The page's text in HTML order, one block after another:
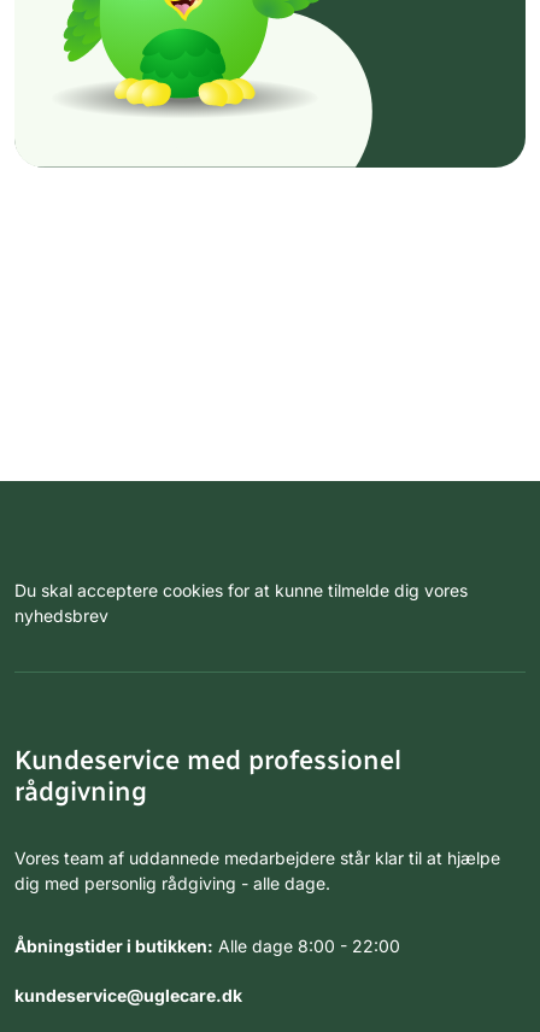
Du skal acceptere cookies for at kunne tilmelde dig vores
nyhedsbrev
Kundeservice med professionel
rådgivning
Vores team af uddannede medarbejdere står klar til at hjælpe
dig med personlig rådgiving - alle dage.
Åbningstider i butikken: Alle dage 8:00 - 22:00
kundeservice@uglecare.dk